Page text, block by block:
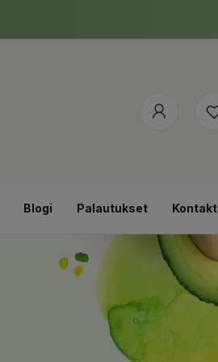
Blogi Palautukset Kontakt